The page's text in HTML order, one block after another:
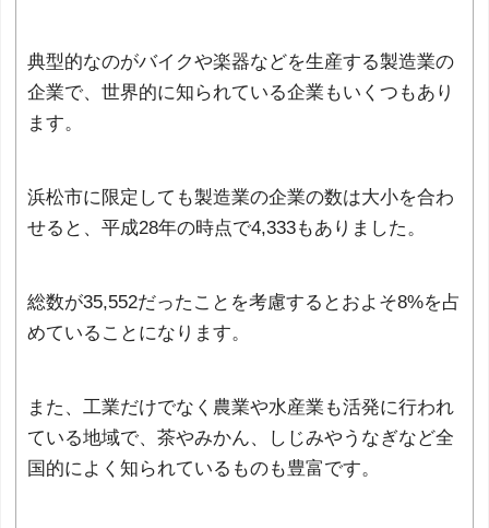
典型的なのがバイクや楽器などを生産する製造業の
企業で、世界的に知られている企業もいくつもあり
ます。
浜松市に限定しても製造業の企業の数は大小を合わ
せると、平成28年の時点で4,333もありました。
総数が35,552だったことを考慮するとおよそ8%を占
めていることになります。
また、工業だけでなく農業や水産業も活発に行われ
ている地域で、茶やみかん、しじみやうなぎなど全
国的によく知られているものも豊富です。